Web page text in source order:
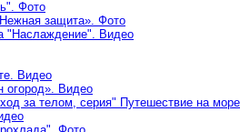
Фото
защита». Фото
"Наслаждение". Видео
Видео
огород». Видео
за телом, серия" Путешествие на